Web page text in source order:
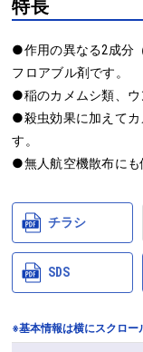
特長
●作用の異なる2成分
フロアブル剤です。
●稲のカメムシ類、ウ
●殺虫効果に加えてカ
す。
●無人航空機散布にも
チラシ
SDS
※基本情報は横にスクロー